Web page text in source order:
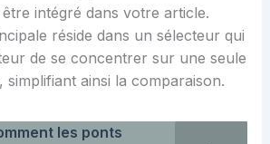
intégré dans votre article.
réside dans un sélecteur qui
de se concentrer sur une seule
simplifiant ainsi la comparaison.
les ponts